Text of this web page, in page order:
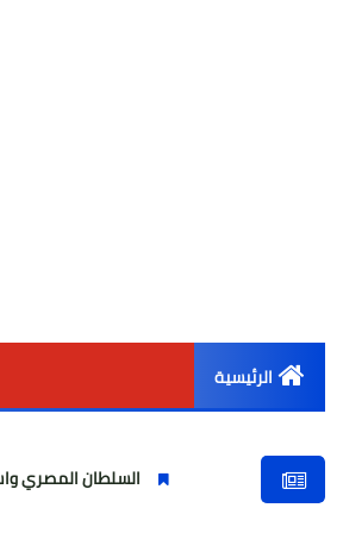
الرئيسية
أخبار
السلطان المصري واستقبال حاشد